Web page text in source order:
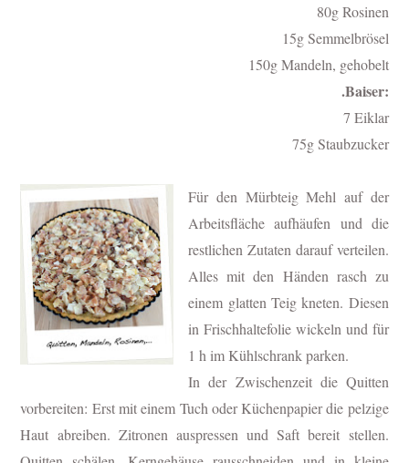
80g Rosinen
15g Semmelbrösel
150g Mandeln, gehobelt
.Baiser:
7 Eiklar
75g Staubzucker
Für den Mürbteig Mehl auf der
Arbeitsfläche aufhäufen und die
restlichen Zutaten darauf verteilen.
Alles mit den Händen rasch zu
einem glatten Teig kneten. Diesen
in Frischhaltefolie wickeln und für
1 h im Kühlschrank parken.
In der Zwischenzeit die Quitten
vorbereiten: Erst mit einem Tuch oder Küchenpapier die pelzige
Haut abreiben. Zitronen auspressen und Saft bereit stellen.